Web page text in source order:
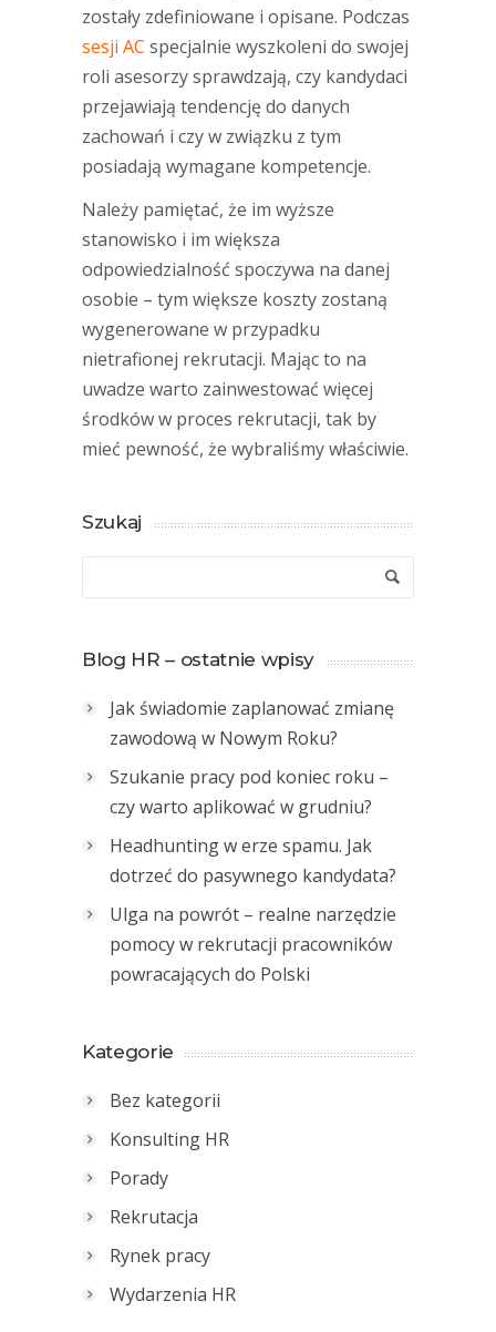
zostały zdefiniowane i opisane. Podczas
sesji AC specjalnie wyszkoleni do swojej
roli asesorzy sprawdzają, czy kandydaci
przejawiają tendencję do danych
zachowań i czy w związku z tym
posiadają wymagane kompetencje.
Należy pamiętać, że im wyższe
stanowisko i im większa
odpowiedzialność spoczywa na danej
osobie – tym większe koszty zostaną
wygenerowane w przypadku
nietrafionej rekrutacji. Mając to na
uwadze warto zainwestować więcej
środków w proces rekrutacji, tak by
mieć pewność, że wybraliśmy właściwie.
Szukaj
Blog HR – ostatnie wpisy
Jak świadomie zaplanować zmianę
zawodową w Nowym Roku?
Szukanie pracy pod koniec roku –
czy warto aplikować w grudniu?
Headhunting w erze spamu. Jak
dotrzeć do pasywnego kandydata?
Ulga na powrót – realne narzędzie
pomocy w rekrutacji pracowników
powracających do Polski
Kategorie
Bez kategorii
Konsulting HR
Porady
Rekrutacja
Rynek pracy
Wydarzenia HR